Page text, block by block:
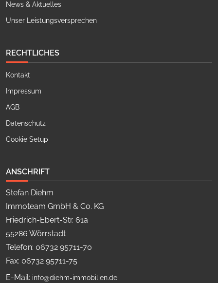
News & Aktuelles
Unser Leistungsversprechen
RECHTLICHES
Kontakt
Impressum
AGB
Datenschutz
Cookie Setup
ANSCHRIFT
Stefan Diehm
Immoteam GmbH & Co. KG
Friedrich-Ebert-Str. 61a
55286 Wörrstadt
Telefon: 06732 95711-70
Fax: 06732 95711-75
E-Mail: info@diehm-immobilien.de